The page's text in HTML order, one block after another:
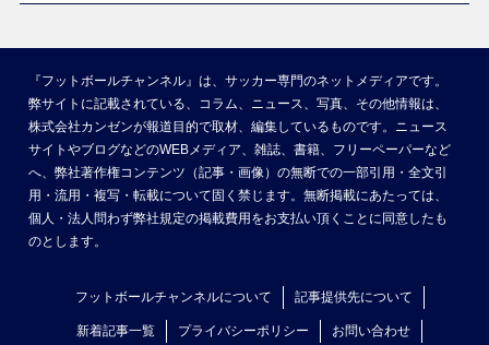
『フットボールチャンネル』は、サッカー専門のネットメディアです。
弊サイトに記載されている、コラム、ニュース、写真、その他情報は、
株式会社カンゼンが報道目的で取材、編集しているものです。ニュース
サイトやブログなどのWEBメディア、雑誌、書籍、フリーペーパーなど
へ、弊社著作権コンテンツ（記事・画像）の無断での一部引用・全文引
用・流用・複写・転載について固く禁じます。無断掲載にあたっては、
個人・法人問わず弊社規定の掲載費用をお支払い頂くことに同意したも
のとします。
フットボールチャンネルについて 記事提供先について
新着記事一覧 プライバシーポリシー お問い合わせ